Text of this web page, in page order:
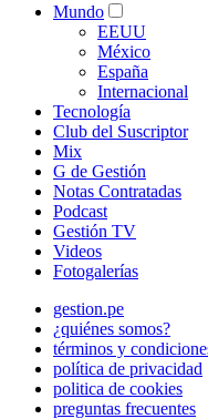
Mundo
EEUU
México
España
Internacional
Tecnología
Club del Suscriptor
Mix
G de Gestión
Notas Contratadas
Podcast
Gestión TV
Videos
Fotogalerías
gestion.pe
¿quiénes somos?
términos y
política de privacidad
politica de cookies
preguntas frecuentes